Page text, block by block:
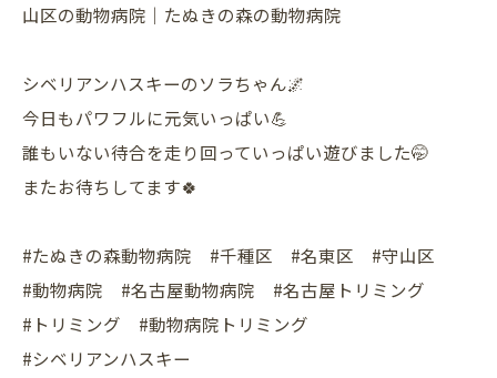
山区の動物病院｜たぬきの森の動物病院
シベリアンハスキーのソラちゃん🌌
今日もパワフルに元気いっぱい💪
誰もいない待合を走り回っていっぱい遊びました🤭
またお待ちしてます🍀
#たぬきの森動物病院 #千種区 #名東区 #守山区
#動物病院 #名古屋動物病院 #名古屋トリミング
#トリミング #動物病院トリミング
#シベリアンハスキー